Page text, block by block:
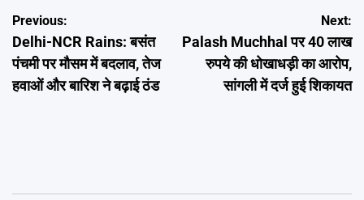
Post
navigation
Previous:
Delhi-NCR Rains: बसंत
पंचमी पर मौसम में बदलाव, तेज
हवाओं और बारिश ने बढ़ाई ठंड
Next:
Palash Muchhal पर 40 लाख
रुपये की धोखाधड़ी का आरोप,
सांगली में दर्ज हुई शिकायत